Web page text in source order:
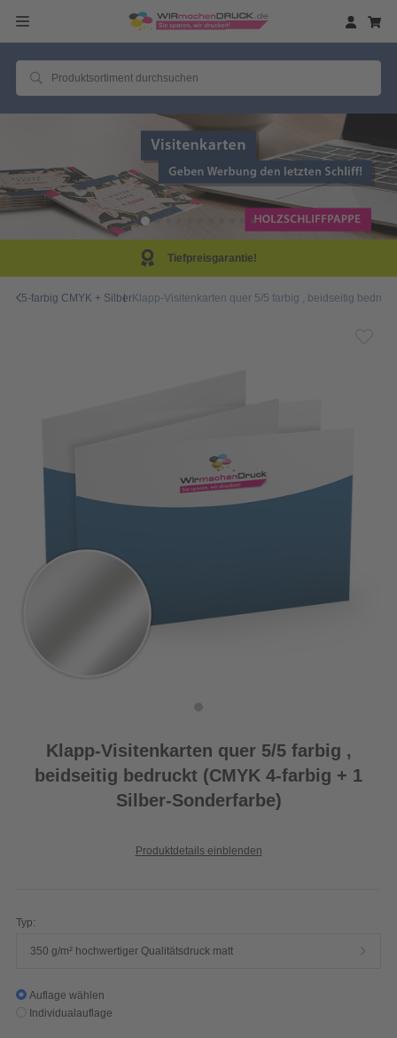
5-farbig CMYK + SilberKlapp-Visitenkarten quer 5/5 farbig , beidseitig
Klapp-Visitenkarten quer 5/5 farbig ,
beidseitig bedruckt (CMYK 4-farbig + 1
Silber-Sonderfarbe)
Produktdetails einblenden
Typ:
350 g/m² hochwertiger Qualitätsdruck matt
Auflage wählen
Individualauflage